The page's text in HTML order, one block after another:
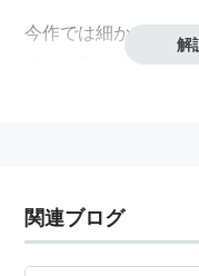
今作では細かいスト
るキャラクターの増
略し、そのまま必殺
来るシステムを導入
より、対戦格闘ゲー
解
関連ブログ